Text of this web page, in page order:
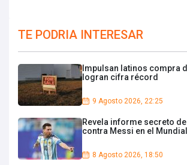
TE PODRIA INTERESAR
Impulsan latinos compra
logran cifra récord
9 Agosto 2026, 22:25
Revela informe secreto de
contra Messi en el Mundial
8 Agosto 2026, 18:50